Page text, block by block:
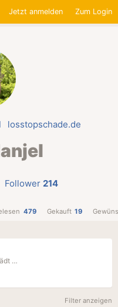
Jetzt anmelden Zum Login
losstopschade.de
Follower 214
479 Gekauft 19
…
Filter anzeigen